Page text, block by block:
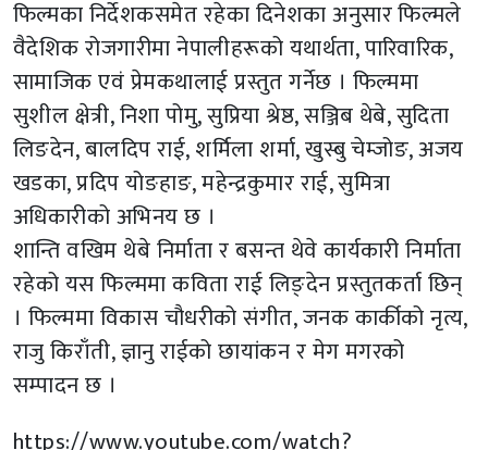
फिल्मका निर्देशकसमेत रहेका दिनेशका अनुसार फिल्मले
वैदेशिक रोजगारीमा नेपालीहरूको यथार्थता, पारिवारिक,
सामाजिक एवं प्रेमकथालाई प्रस्तुत गर्नेछ । फिल्ममा
सुशील क्षेत्री, निशा पोमु, सुप्रिया श्रेष्ठ, सञ्जिब थेबे, सुदिता
लिङदेन, बालदिप राई, शर्मिला शर्मा, खुस्बु चेम्जोङ, अजय
खडका, प्रदिप योङहाङ, महेन्द्रकुमार राई, सुमित्रा
अधिकारीको अभिनय छ ।
शान्ति वखिम थेबे निर्माता र बसन्त थेवे कार्यकारी निर्माता
रहेको यस फिल्ममा कविता राई लिङ्देन प्रस्तुतकर्ता छिन्
। फिल्ममा विकास चौधरीको संगीत, जनक कार्कीको नृत्य,
राजु किराँती, ज्ञानु राईको छायांकन र मेग मगरको
सम्पादन छ ।
https://www.youtube.com/watch?